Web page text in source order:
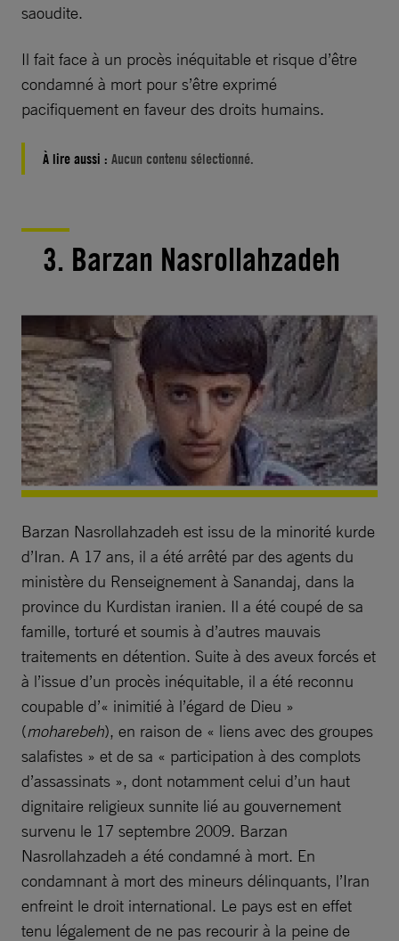
saoudite.
Il fait face à un procès inéquitable et risque d’être
condamné à mort pour s’être exprimé
pacifiquement en faveur des droits humains.
À lire aussi : Aucun contenu sélectionné.
3. Barzan Nasrollahzadeh
Barzan Nasrollahzadeh est issu de la minorité kurde
d’Iran. A 17 ans, il a été arrêté par des agents du
ministère du Renseignement à Sanandaj, dans la
province du Kurdistan iranien. Il a été coupé de sa
famille, torturé et soumis à d’autres mauvais
traitements en détention. Suite à des aveux forcés et
à l’issue d’un procès inéquitable, il a été reconnu
coupable d’« inimitié à l’égard de Dieu »
(moharebeh), en raison de « liens avec des groupes
salafistes » et de sa « participation à des complots
d’assassinats », dont notamment celui d’un haut
dignitaire religieux sunnite lié au gouvernement
survenu le 17 septembre 2009. Barzan
Nasrollahzadeh a été condamné à mort. En
condamnant à mort des mineurs délinquants, l’Iran
enfreint le droit international. Le pays est en effet
tenu légalement de ne pas recourir à la peine de